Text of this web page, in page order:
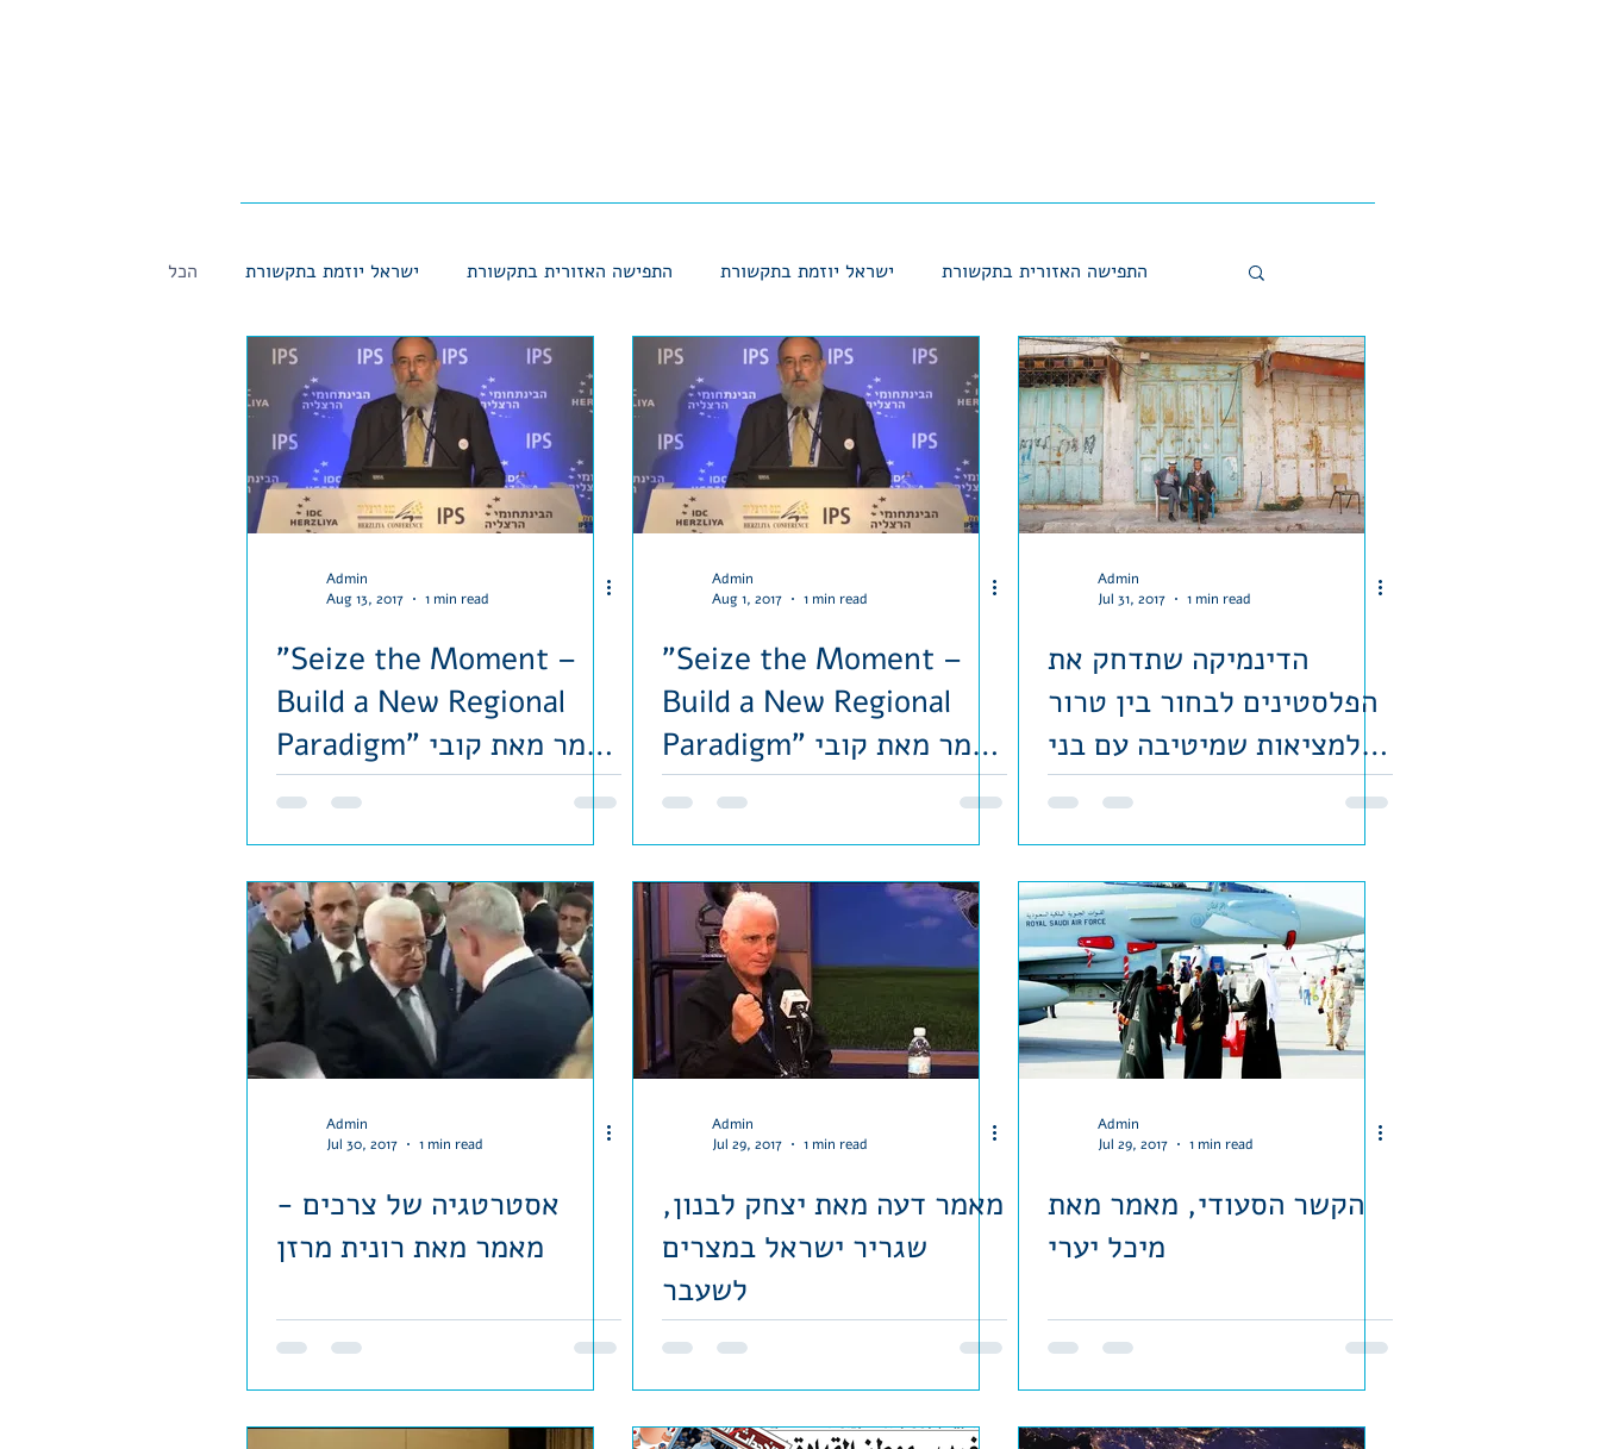
הכל ישראל יוזמת בתקשורת התפישה האזורית בתקשורת ישראל יוזמת בתקשורת התפישה האזורית בתקשורת
IRI in the media
Admin
Aug 13, 2017
1 min read
"Seize the Moment –
Build a New Regional
Paradigm" מאמר מאת קובי
הוברמן בכתב העת
Admin
Aug 1, 2017
1 min read
"Seize the Moment –
Build a New Regional
Paradigm" מאמר מאת קובי
הוברמן בכתב העת
Admin
Jul 31, 2017
1 min read
הדינמיקה שתדחק את
הפלסטינים לבחור בין טרור
למציאות שמיטיבה עם בני
עמם, טור דעה מאת מוטי
Admin
Jul 30, 2017
1 min read
אסטרטגיה של צרכים -
מאמר מאת רונית מרזן
Admin
Jul 29, 2017
1 min read
מאמר דעה מאת יצחק לבנון,
שגריר ישראל במצרים
לשעבר
Admin
Jul 29, 2017
1 min read
הקשר הסעודי, מאמר מאת
מיכל יערי